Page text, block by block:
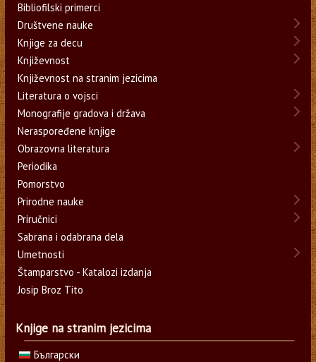
Bibliofilski primerci
Društvene nauke
Knjige za decu
Književnost
Književnost na stranim jezicima
Literatura o vojsci
Monografije gradova i država
Neraspoređene knjige
Obrazovna literatura
Periodika
Pomorstvo
Prirodne nauke
Priručnici
Sabrana i odabrana dela
Umetnosti
Štamparstvo - Katalozi izdanja
Josip Broz Tito
Knjige na stranim jezicima
Български